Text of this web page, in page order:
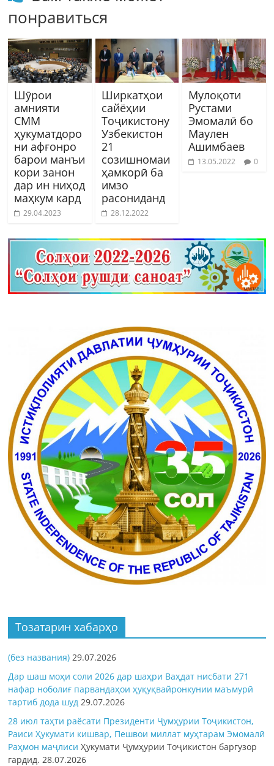
понравиться
Шӯрои
амнияти
СММ
ҳукуматдоро
ни афғонро
барои манъи
кори занон
дар ин ниҳод
маҳкум кард
29.04.2023
Ширкатҳои
сайёҳии
Тоҷикистону
Узбекистон
21
созишномаи
ҳамкорӣ ба
имзо
расониданд
28.12.2022
Мулоқоти
Рустами
Эмомалӣ бо
Маулен
Ашимбаев
13.05.2022 0
Тозатарин хабарҳо
(без названия) 29.07.2026
Дар шаш моҳи соли 2026 дар шаҳри Ваҳдат нисбати 271
нафар ноболиғ парвандаҳои ҳуқуқвайронкунии маъмурӣ
тартиб дода шуд 29.07.2026
28 июл таҳти раёсати Президенти Ҷумҳурии Тоҷикистон,
Раиси Ҳукумати кишвар, Пешвои миллат муҳтарам Эмомалӣ
Раҳмон маҷлисиҲукумати Ҷумҳурии Тоҷикистон баргузор
гардид. 28.07.2026